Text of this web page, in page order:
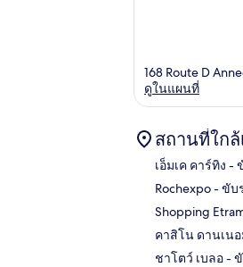
168 Route D
ดูในแผนที่
สถานที่ใกล้
เอ็มเค คาร์ทิง -
Rochexpo- ขับ
Shopping
คาสิโน ดานเน
ชาโตว์ เบลอ-